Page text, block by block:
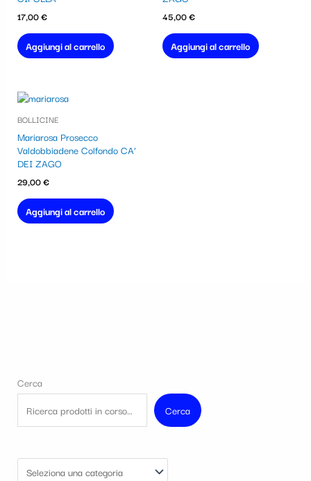
17,00€
Aggiungi al carrello
45,00€
Aggiungi al carrello
BOLLICINE
Mariarosa Prosecco
Valdobbiadene Colfondo CA’
DEI ZAGO
29,00€
Aggiungi al carrello
Cerca
Cerca